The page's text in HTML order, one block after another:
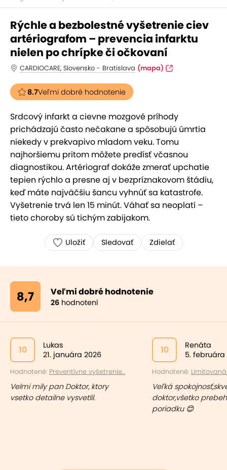
Rýchle a bezbolestné vyšetrenie ciev
artériografom – prevencia infarktu
nielen po chrípke či očkovaní
CARDIOCARE, Slovensko - Bratislava (mapa)
8.7Veľmi dobré hodnotenie
Srdcový infarkt a cievne mozgové príhody
prichádzajú často nečakane a spôsobujú úmrtia
niekedy v prekvapivo mladom veku. Tomu
najhoršiemu pritom môžete predísť včasnou
diagnostikou. Artériograf dokáže zmerať upchatie
tepien rýchlo a presne aj v bezpríznakovom štádiu,
keď máte najväčšiu šancu vyhnúť sa katastrofe.
Vyšetrenie trvá len 15 minút. Váhať sa neoplatí –
tieto choroby sú tichým zabijakom.
Uložiť Sledovať Zdielať
8,7 Veľmi dobré hodnotenie
26 hodnotení
10
Lukas
21. januára 2026
Hodnotené: Preventívne vyšetrenie...
Velmi mily pan Doktor, ktory
vsetko detailne vysvetlil.
10
Renáta
5. februára
Hodnotené: Limitovaná
Veľká
doktor,všetko
poriadku 😊